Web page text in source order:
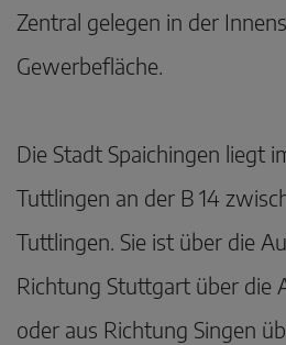
Zentral gelegen in der
Gewerbefläche.
Die Stadt Spaichingen liegt
Tuttlingen an der B 14
Tuttlingen. Sie ist über die
Richtung Stuttgart über die
oder aus Richtung Singen